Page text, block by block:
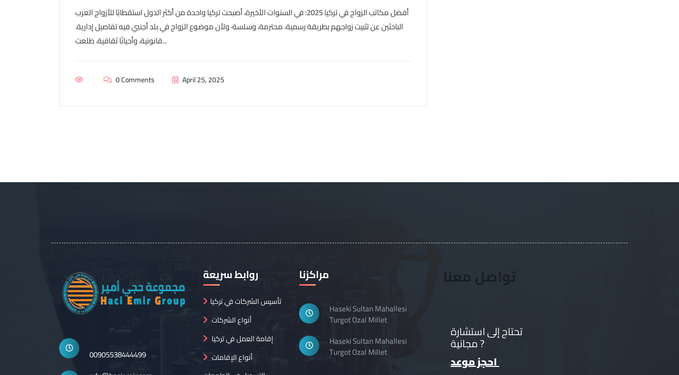
أفضل مكاتب الزواج في تركيا 2025: في السنوات الأخيرة، أصبحت تركيا واحدة من أكثر الدول استقطابًا للأزواج العرب
الباحثين عن تثبيت زواجهم بطريقة رسمية، محترمة، وسلسة· ولأن موضوع الزواج في بلد أجنبي فيه تفاصيل إدارية،
قانونية، وأحيانًا ثقافية، طلعت...
0 Comments April 25, 2025
00905538444499
روابط سريعة
تأسيس الشركات في تركيا
أنواع الشركات
إقامة العمل في تركيا
أنواع الإقامات
مراكزنا
Haseki Sultan Mahallesi
Turgot Ozal Millet
Haseki Sultan Mahallesi
Turgot Ozal Millet
تواصل معنا
تحتاج إلى استشارة
مجانية ?
احجز موعد